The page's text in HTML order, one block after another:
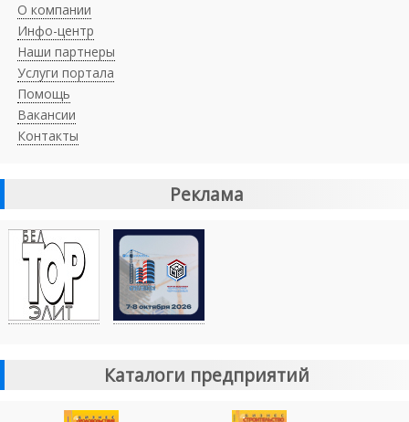
О компании
Инфо-центр
Наши партнеры
Услуги портала
Помощь
Вакансии
Контакты
Реклама
Каталоги предприятий